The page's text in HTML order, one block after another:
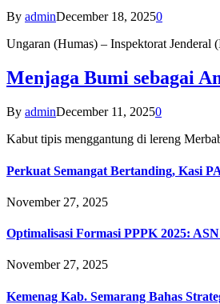
By adminDecember 18, 20250
Ungaran (Humas) – Inspektorat
Menjaga Bumi sebagai
By adminDecember 11, 20250
Kabut tipis menggantung di lereng
Perkuat Semangat Bertanding, Kasi
November 27, 2025
Optimalisasi Formasi PPPK 2025:
November 27, 2025
Kemenag Kab. Semarang Bahas